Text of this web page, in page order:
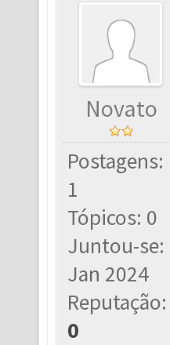
Novato
Postagens:
1
Tópicos: 0
Juntou-se:
Jan 2024
Reputação:
0